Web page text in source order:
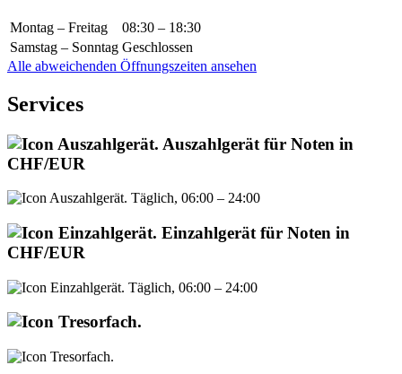
Montag – Freitag
08:30 – 18:30
Samstag – Sonntag Geschlossen
Alle abweichenden Öffnungszeiten ansehen
Services
Auszahlgerät für Noten in
CHF/EUR
Täglich, 06:00 – 24:00
Einzahlgerät für Noten in
CHF/EUR
Täglich, 06:00 – 24:00